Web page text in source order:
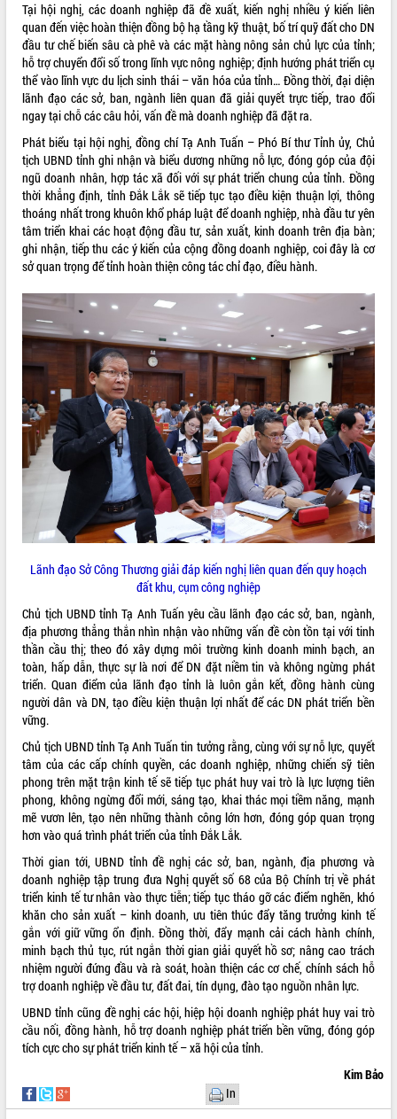
Đoàn đại biểu Quốc hội tỉnh Đắk Lắk
trao đổi thông tin trước Kỳ họp thứ
nhất, Quốc hội khóa XVI
Quyết liệt cải cách hành chính, khơi
thông nguồn lực phát triển
Nâng cao hiệu lực, hiệu quả HĐND
tỉnh thông qua hiện đại hóa hành chính
Xã Ea Phê gắn cải cách hành chính với
chuyển đổi số
Phó Chủ tịch Thường trực UBND tỉnh
Hồ Thị Nguyên Thảo làm việc tại Trung
tâm Phục vụ hành chính công xã Ea
Phê
Xây dựng nền hành chính số đồng
hành cùng nông dân dân, doanh nghiệp
Giai đoạn 2026-2030, Đắk Lắk phấn
đấu có 77% xã đạt chuẩn nông thôn
mới
Chuyển đổi số 'mở đường' cho nông
nghiệp Đắk Lắk tăng trưởng bứt phá
Triển khai đồng bộ đo đạc, lập hồ sơ
địa chính, hoàn thiện cơ sở dữ liệu đất
đai
Ứng dụng sinh trắc học - Bước tiến
trong hành trình chuyển đổi số tại Đắk
Đắk Lắk nâng cao hiệu quả công tác
Đảng từ Sổ tay đảng viên điện tử
Đắk Lắk đẩy mạnh nuôi biển công
nghệ, hướng tới phát triển thủy sản
Tập huấn nâng cao năng lực triển khai
chuyển đổi số cho cán bộ, công chức
cấp xã
Đắk Lắk phát động hưởng ứng Ngày
Quyền của người tiêu dùng Việt Nam
2026
Đẩy mạnh cải cách hành chính, quyết
tâm đạt được mục tiêu tăng trưởng
hai con số trong năm 2026
Tổ chức trang trọng Lễ hội Đền thờ
Lương Văn Chánh năm 2026
Phó Bí thư Tỉnh ủy Đắk Lắk Đỗ Hữu
Huy giữ chức Bí thư Đảng ủy Ủy Ban
Nhân dân tỉnh
Bệnh án điện tử thúc đẩy chuyển đổi
số y tế tại Đắk Lắk
Chuyển đổi số thư viện: Mở rộng
không gian tri thức trong thời đại số
Đánh giá, rút kinh nghiệm công tác tổ
chức diễn tập trước ngày bầu cử
Chương trình “Gặp gỡ hữu nghị –
Friendship Meeting New Year 2026”
Bầu cử Quốc hội và HĐND: Cử tri Đắk
phiếu
Đắk Lắk sẵn sàng các điều kiện cho
Tại hội nghị, các doanh nghiệp đã đề xuất, kiến nghị nhiều ý kiến liên
quan đến việc hoàn thiện đồng bộ hạ tầng kỹ thuật, bố trí quỹ đất cho DN
đầu tư chế biến sâu cà phê và các mặt hàng nông sản chủ lực của tỉnh;
hỗ trợ chuyển đổi số trong lĩnh vực nông nghiệp; định hướng phát triển cụ
thể vào lĩnh vực du lịch sinh thái – văn hóa của tỉnh… Đồng thời, đại diện
lãnh đạo các sở, ban, ngành liên quan đã giải quyết trực tiếp, trao đổi
ngay tại chỗ các câu hỏi, vấn đề mà doanh nghiệp đã đặt ra.
Phát biểu tại hội nghị, đồng chí Tạ Anh Tuấn – Phó Bí thư Tỉnh ủy, Chủ
tịch UBND tỉnh ghi nhận và biểu dương những nỗ lực, đóng góp của đội
ngũ doanh nhân, hợp tác xã đối với sự phát triển chung của tỉnh. Đồng
thời khẳng định, tỉnh Đắk Lắk sẽ tiếp tục tạo điều kiện thuận lợi, thông
thoáng nhất trong khuôn khổ pháp luật để doanh nghiệp, nhà đầu tư yên
tâm triển khai các hoạt động đầu tư, sản xuất, kinh doanh trên địa bàn;
ghi nhận, tiếp thu các ý kiến của cộng đồng doanh nghiệp, coi đây là cơ
sở quan trọng để tỉnh hoàn thiện công tác chỉ đạo, điều hành.
Lãnh đạo Sở Công Thương giải đáp kiến nghị liên quan đến quy hoạch
đất khu, cụm công nghiệp
Chủ tịch UBND tỉnh Tạ Anh Tuấn yêu cầu lãnh đạo các sở, ban, ngành,
địa phương thẳng thắn nhìn nhận vào những vấn đề còn tồn tại với tinh
thần cầu thị; theo đó xây dựng môi trường kinh doanh minh bạch, an
toàn, hấp dẫn, thực sự là nơi để DN đặt niềm tin và không ngừng phát
triển. Quan điểm của lãnh đạo tỉnh là luôn gắn kết, đồng hành cùng
người dân và DN, tạo điều kiện thuận lợi nhất để các DN phát triển bền
vững.
Chủ tịch UBND tỉnh Tạ Anh Tuấn tin tưởng rằng, cùng với sự nỗ lực, quyết
tâm của các cấp chính quyền, các doanh nghiệp, những chiến sỹ tiên
phong trên mặt trận kinh tế sẽ tiếp tục phát huy vai trò là lực lượng tiên
phong, không ngừng đổi mới, sáng tạo, khai thác mọi tiềm năng, mạnh
mẽ vươn lên, tạo nên những thành công lớn hơn, đóng góp quan trọng
hơn vào quá trình phát triển của tỉnh Đắk Lắk.
Thời gian tới, UBND tỉnh đề nghị các sở, ban, ngành, địa phương và
doanh nghiệp tập trung đưa Nghị quyết số 68 của Bộ Chính trị về phát
triển kinh tế tư nhân vào thực tiễn; tiếp tục tháo gỡ các điểm nghẽn, khó
khăn cho sản xuất – kinh doanh, ưu tiên thúc đẩy tăng trưởng kinh tế
gắn với giữ vững ổn định. Đồng thời, đẩy mạnh cải cách hành chính,
minh bạch thủ tục, rút ngắn thời gian giải quyết hồ sơ; nâng cao trách
nhiệm người đứng đầu và rà soát, hoàn thiện các cơ chế, chính sách hỗ
trợ doanh nghiệp về đầu tư, đất đai, tín dụng, đào tạo nguồn nhân lực.
UBND tỉnh cũng đề nghị các hội, hiệp hội doanh nghiệp phát huy vai trò
cầu nối, đồng hành, hỗ trợ doanh nghiệp phát triển bền vững, đóng góp
tích cực cho sự phát triển kinh tế – xã hội của tỉnh.
Kim Bảo
In